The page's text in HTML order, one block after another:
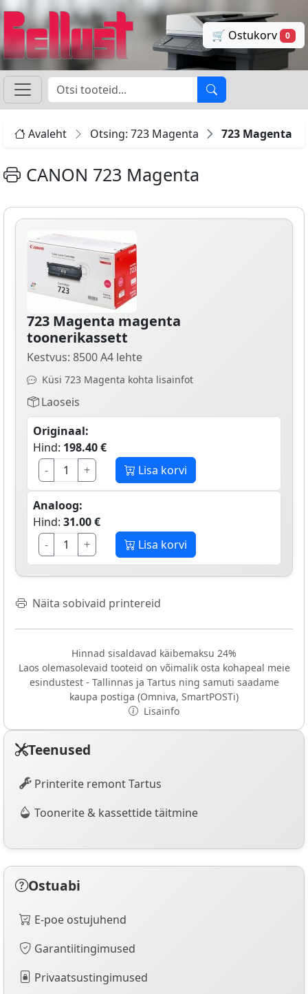
🛒 Ostukorv 0
Avaleht Otsing: 723 Magenta 723 Magenta
CANON 723 Magenta
723 Magenta magenta
toonerikassett
Kestvus: 8500 A4 lehte
Küsi 723 Magenta kohta lisainfot
Laoseis
Originaal:
Hind: 198.40 €
-
+ Lisa korvi
Analoog:
Hind: 31.00 €
-
+ Lisa korvi
Näita sobivaid printereid
Hinnad sisaldavad käibemaksu 24%
Laos olemasolevaid tooteid on võimalik osta kohapeal meie
esindustest - Tallinnas ja Tartus ning samuti saadame
kaupa postiga (Omniva, SmartPOSTi)
Lisainfo
Teenused
Printerite remont Tartus
Toonerite & kassettide täitmine
Ostuabi
E-poe ostujuhend
Garantiitingimused
Privaatsustingimused